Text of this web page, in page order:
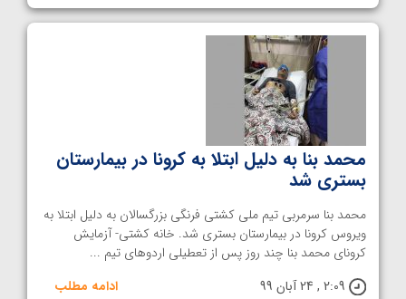
محمد بنا به دلیل ابتلا به کرونا در بیمارستان
بستری شد
محمد بنا سرمربی تیم ملی کشتی فرنگی بزرگسالان به دلیل ابتلا به
ویروس کرونا در بیمارستان بستری شد. خانه کشتی- آزمایش
کرونای محمد بنا چند روز پس از تعطیلی اردوهای تیم ...
2:09 , 24 آبان 99
ادامه مطلب